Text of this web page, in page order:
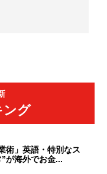
ング
術」英語・特別なス
が海外でお金...